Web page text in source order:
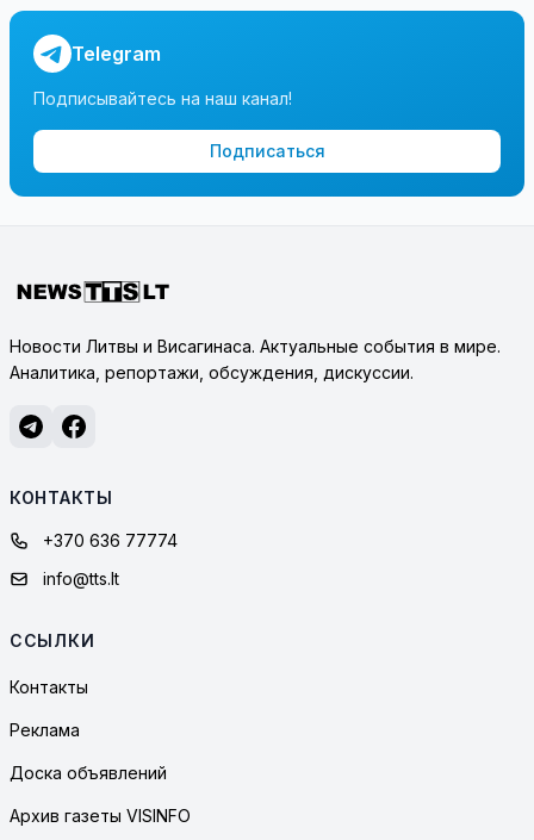
Telegram
Подписывайтесь на наш канал!
Подписаться
Новости Литвы и Висагинаса. Актуальные события в мире.
Аналитика, репортажи, обсуждения, дискуссии.
КОНТАКТЫ
+370 636 77774
info@tts.lt
ССЫЛКИ
Контакты
Реклама
Доска объявлений
Архив газеты VISINFO